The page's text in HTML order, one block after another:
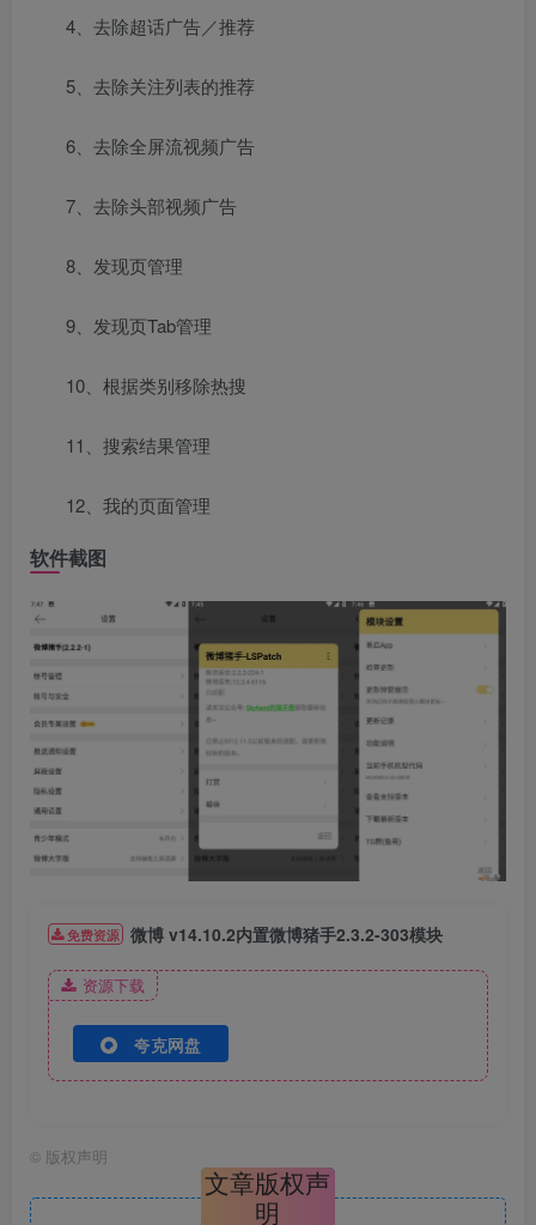
4、去除超话广告／推荐
5、去除关注列表的推荐
6、去除全屏流视频广告
7、去除头部视频广告
8、发现页管理
9、发现页Tab管理
10、根据类别移除热搜
11、搜索结果管理
12、我的页面管理
软件截图
免费资源 微博 v14.10.2内置微博猪手2.3.2-303模块
资源下载
夸克网盘
© 版权声明
文章版权声
明